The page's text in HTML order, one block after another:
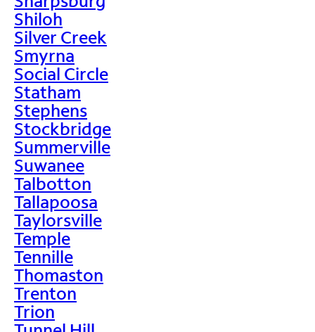
Shiloh
Silver Creek
Smyrna
Social Circle
Statham
Stephens
Stockbridge
Summerville
Suwanee
Talbotton
Tallapoosa
Taylorsville
Temple
Tennille
Thomaston
Trenton
Trion